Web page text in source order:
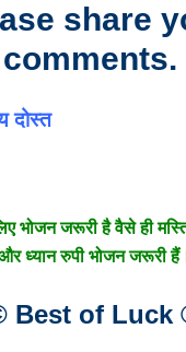
share
comments.
दोस्त
भोजन जरूरी है वैसे ही
और ध्यान रुपी भोजन जरूरी
of Luck